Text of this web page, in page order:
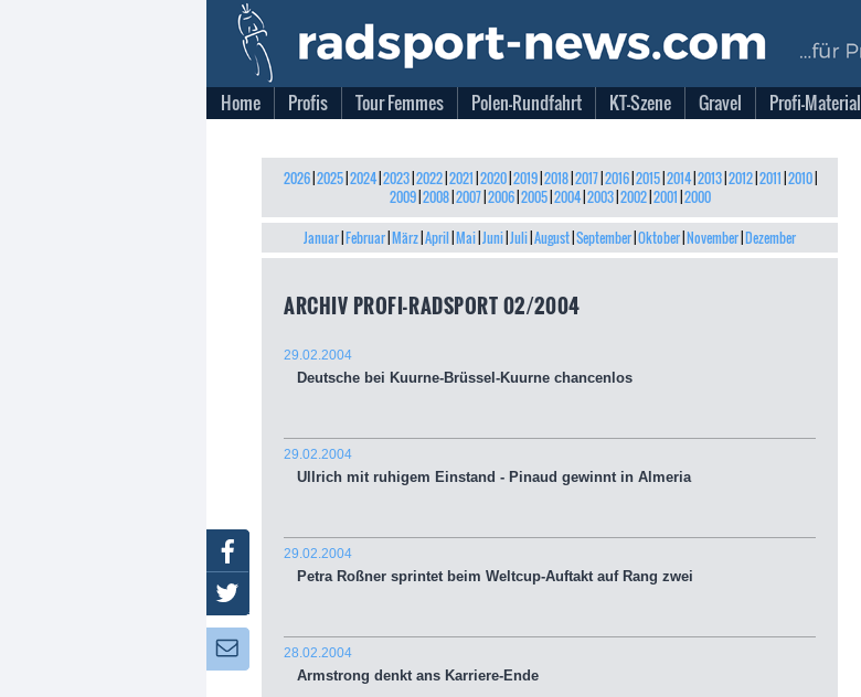
Home Profis Tour Femmes Polen-Rundfahrt KT-Szene Gravel Profi-Material
2026| 2025| 2024| 2023| 2022| 2021 2020| 2019| 2018| 2017| 2016| 2015| 2014| 2013| 2012| 2011 2010|
2009| 2008| 2007| 2006| 2005| 2004| 2003| 2002| 2001 2000
Januar Februar März April Mai Juni Juli August September Oktober November Dezember
ARCHIV PROFI-RADSPORT 02/2004
29.02.2004
Deutsche bei Kuurne-Brüssel-Kuurne chancenlos
29.02.2004
Ullrich mit ruhigem Einstand - Pinaud gewinnt in Almeria
29.02.2004
Petra Roßner sprintet beim Weltcup-Auftakt auf Rang zwei
28.02.2004
Armstrong denkt ans Karriere-Ende
Facebook
Newsletter: